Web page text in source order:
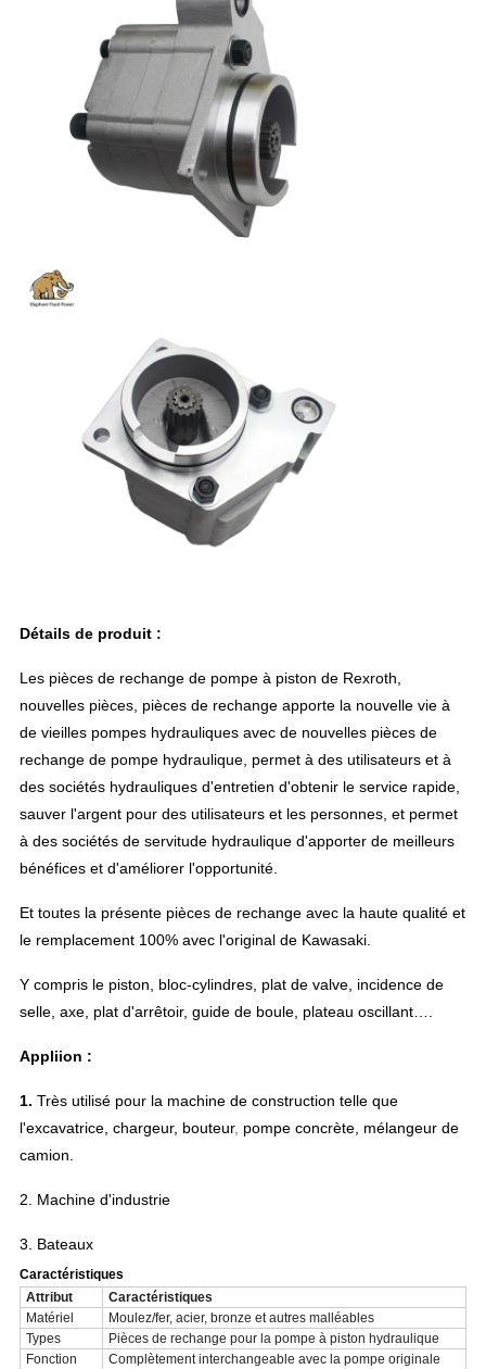
Détails de produit :
Les pièces de rechange de pompe à piston de Rexroth,
nouvelles pièces, pièces de rechange apporte la nouvelle vie à
de vieilles pompes hydrauliques avec de nouvelles pièces de
rechange de pompe hydraulique, permet à des utilisateurs et à
des sociétés hydrauliques d'entretien d'obtenir le service rapide,
sauver l'argent pour des utilisateurs et les personnes, et permet
à des sociétés de servitude hydraulique d'apporter de meilleurs
bénéfices et d'améliorer l'opportunité.
Et toutes la présente pièces de rechange avec la haute qualité et
le remplacement 100% avec l'original de Kawasaki.
Y compris le piston, bloc-cylindres, plat de valve, incidence de
selle, axe, plat d'arrêtoir, guide de boule, plateau oscillant….
Appliion :
1. Très utilisé pour la machine de construction telle que
l'excavatrice, chargeur, bouteur, pompe concrète, mélangeur de
camion.
2. Machine d'industrie
3. Bateaux
Caractéristiques
Attribut
Caractéristiques
Matériel
Moulez/fer, acier, bronze et autres malléables
Types
Pièces de rechange pour la pompe à piston hydraulique
Fonction
Complètement interchangeable avec la pompe originale